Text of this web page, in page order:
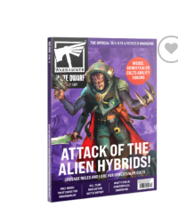
Aggiungi
alla lista
dei
desideri